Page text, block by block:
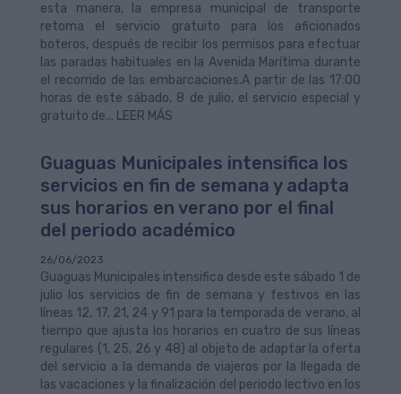
esta manera, la empresa municipal de transporte
retoma el servicio gratuito para los aficionados
boteros, después de recibir los permisos para efectuar
las paradas habituales en la Avenida Marítima durante
el recorrido de las embarcaciones.A partir de las 17:00
horas de este sábado, 8 de julio, el servicio especial y
gratuito de... LEER MÁS
Guaguas Municipales intensifica los
servicios en fin de semana y adapta
sus horarios en verano por el final
del periodo académico
26/06/2023
Guaguas Municipales intensifica desde este sábado 1 de
julio los servicios de fin de semana y festivos en las
líneas 12, 17, 21, 24 y 91 para la temporada de verano, al
tiempo que ajusta los horarios en cuatro de sus líneas
regulares (1, 25, 26 y 48) al objeto de adaptar la oferta
del servicio a la demanda de viajeros por la llegada de
las vacaciones y la finalización del periodo lectivo en los